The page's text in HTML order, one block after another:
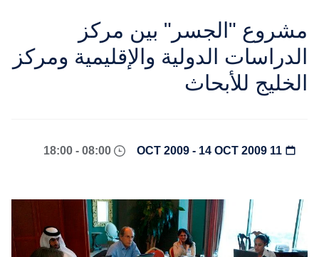
مشروع "الجسر" بين مركز
الدراسات الدولية والإقليمية ومركز
الخليج للأبحاث